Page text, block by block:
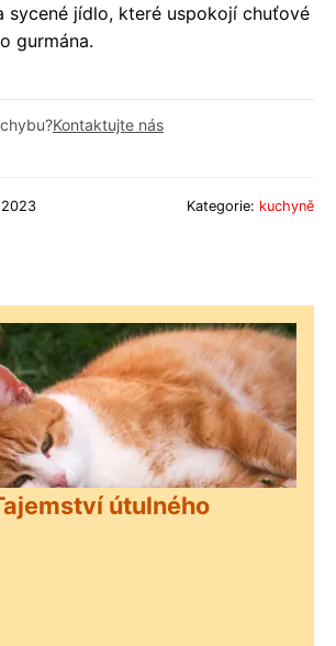
sycené jídlo, které uspokojí chuťové
gurmána.
Kontaktujte nás
2023 Kategorie: kuchyně
útulného